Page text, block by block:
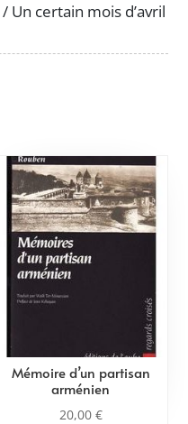
/ Un certain mois d’avril
Mémoire d’un partisan
arménien
20,00 €